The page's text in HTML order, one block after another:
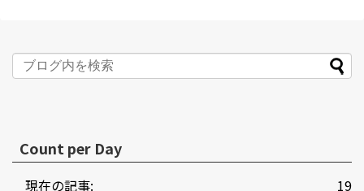
Count per Day
19
現在の記事: